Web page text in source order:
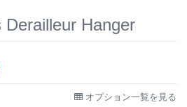
Hanger
オプション一覧を見る